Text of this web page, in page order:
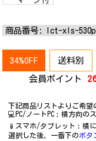
商品番号: lct-xls-
34%OFF 送料別
会員ポイント
下記商品リストよりご希望
💻PC/ノートPC︰横方向の
📱スマホ/タブレット︰横
選択した後、一番下のボタ